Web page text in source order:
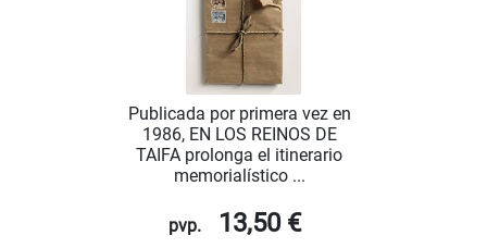
Publicada por primera vez en
1986, EN LOS REINOS DE
TAIFA prolonga el itinerario
memorialístico ...
pvp. 13,50 €